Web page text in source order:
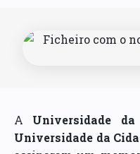
A Universidade
Universidade da